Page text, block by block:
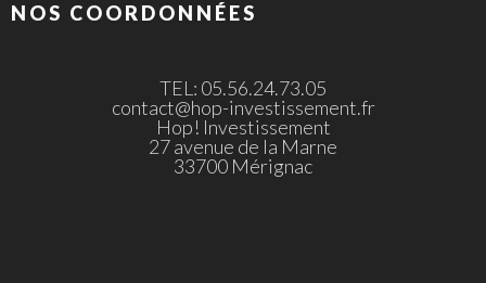
NOS COORDONNÉES
TEL: 05.56.24.73.05
contact@hop-investissement.fr
Hop! Investissement
27 avenue de la Marne
33700 Mérignac